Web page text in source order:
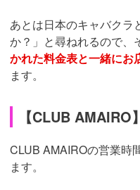
あとは日本のキャバクラ
か？」と尋ねれるので、
かれた料金表と一緒にお
ます。
【CLUB
CLUB AMAIROの営業時
ます。